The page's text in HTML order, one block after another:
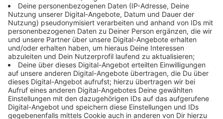
Beispielsweise Lachs, Makrele oder Aal essen
um den Haushalt zu erhöhen. Bei der akuten
Infektion bringt eine Überdosierung von Vitamin
D wohl relativ wenig. Anders ist es bei Zink: Wer
Zink zu sich nimmt, hat aufgrund einiger
Untersuchungen ein paar gewisse Vorteile. Hier
wäre ein gewisser Zink-Haushalt im Winter gut.
Zink kann aber auch die Infektionsdauer
verkürzen, nicht sonderlich viel, aber immerhin.
Bei Zink gibt es eine gewisse Evidenz für.